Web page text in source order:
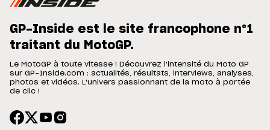
GP-Inside est le site francophone n°1
traitant du MotoGP.
Le MotoGP à toute vitesse ! Découvrez l'intensité du Moto GP
sur GP-Inside.com : actualités, résultats, interviews, analyses,
photos et vidéos. L'univers passionnant de la moto à portée
de clic !